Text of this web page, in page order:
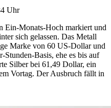
Uhr
Ein-Monats-Hoch markiert und
sich gelassen. Das Metall
Marke von 60 US-Dollar und
Basis, ehe es bis auf
Silber bei 61,49 Dollar, ein
Vortag. Der Ausbruch fällt in